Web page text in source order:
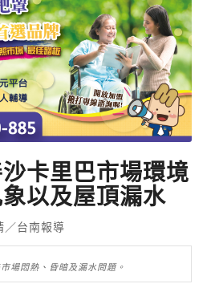
卡里巴市場環境
以及屋頂漏水
／台南報導
場悶熱、昏暗及漏水問題。